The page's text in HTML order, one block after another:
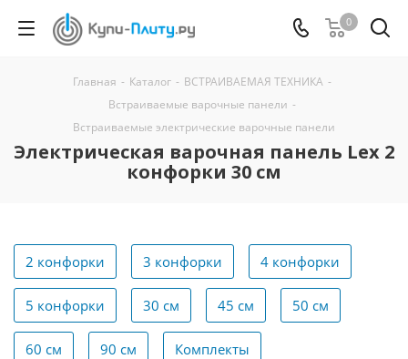
0
Главная - Каталог - ВСТРАИВАЕМАЯ ТЕХНИКА -
Встраиваемые варочные панели -
Встраиваемые электрические варочные панели
Электрическая варочная панель Lex 2
конфорки 30 см
2 конфорки 3 конфорки 4 конфорки
5 конфорки 30 см 45 см 50 см
60 см 90 см Комплекты